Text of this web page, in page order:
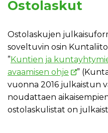
Ostolaskut
Ostolaskujen
soveltuvin osin
”Kuntien ja
avaamisen ohje
”
vuonna 2016 julkaistun
noudattaen
ostolaskulistat on